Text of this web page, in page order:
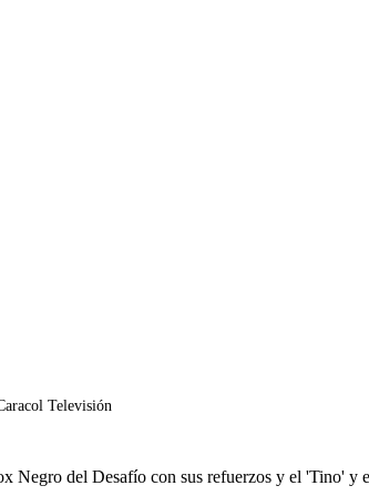
Televisión
Negro del Desafío con sus refuerzos y el 'Tino' y